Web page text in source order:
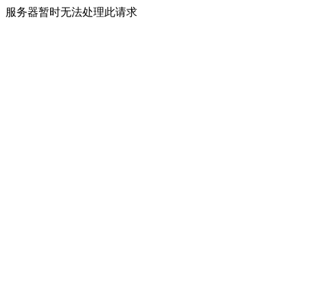
服务器暂时无法处理此请求